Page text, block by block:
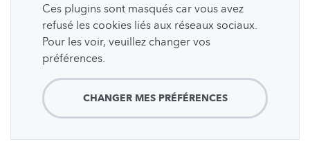
Ces plugins sont masqués car vous avez
refusé les cookies liés aux réseaux sociaux.
Pour les voir, veuillez changer vos
préférences.
CHANGER MES PRÉFÉRENCES